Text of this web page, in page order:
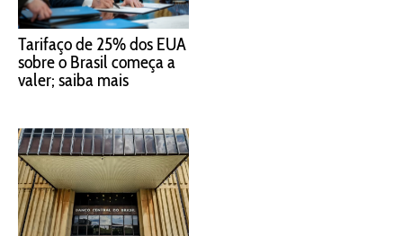
Tarifaço de 25% dos EUA
sobre o Brasil começa a
valer; saiba mais